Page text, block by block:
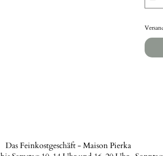
Das Feinkostgeschäft - Maison Pierka